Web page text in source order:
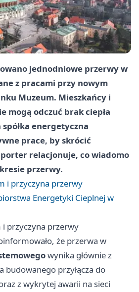
jednodniowe przerwy w
z pracami przy nowym
Muzeum. Mieszkańcy i
mogą odczuć brak ciepła
spółka energetyczna
prace, by skrócić
relacjonuje, co wiadomo
przerwy.
i przyczyna przerwy
Energetyki Cieplnej w
i przyczyna przerwy
że przerwa w
wynika głównie z
budowanego przyłącza do
z wykrytej awarii na sieci